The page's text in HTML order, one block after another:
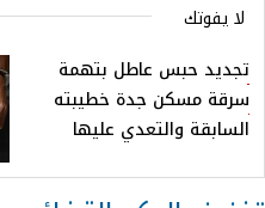
لا يفوتك
تجديد حبس عاطل بتهمة
سرقة مسكن جدة خطيبته
السابقة والتعدي عليها